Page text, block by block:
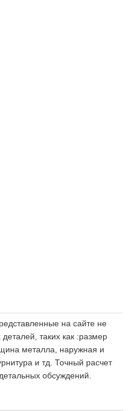
на сайте не
таких как :размер
металла, наружная и
и тд. Точный расчет
обсуждений.